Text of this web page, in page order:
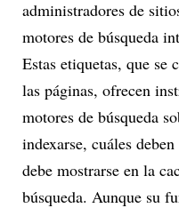
administradores de
motores de búsqueda
Estas etiquetas, que
las páginas, ofrecen
motores de búsqueda
indexarse, cuáles
debe mostrarse en la
búsqueda. Aunque su